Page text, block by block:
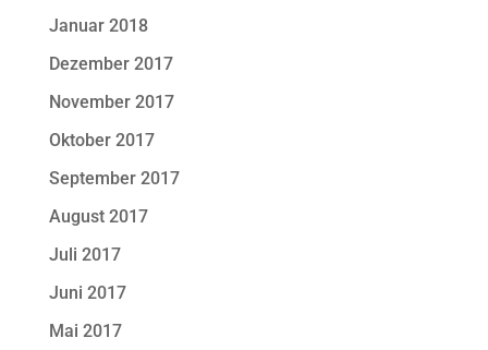
Januar 2018
Dezember 2017
November 2017
Oktober 2017
September 2017
August 2017
Juli 2017
Juni 2017
Mai 2017